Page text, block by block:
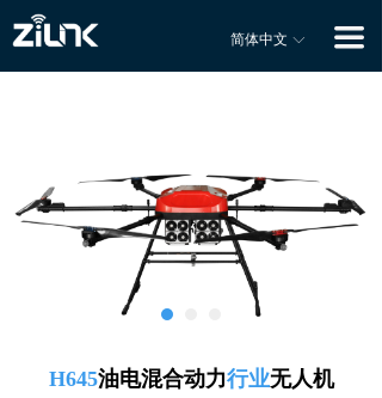
끀
主页
大载重植保飞防
应急搜救
ꀅ
简体中文
H645油电混合动力行业无人机